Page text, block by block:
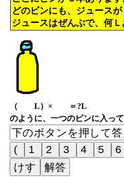
どのビンにも、ジュース
ジュースはぜんぶで、何Ｌ
（ L）× ＝?L
のように、一つのビンに入っ